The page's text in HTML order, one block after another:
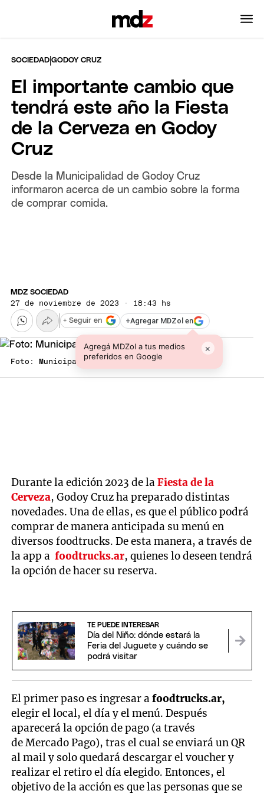
SOCIEDAD |GODOY CRUZ
El importante cambio que
tendrá este año la Fiesta
de la Cerveza en Godoy
Cruz
Desde la Municipalidad de Godoy Cruz
informaron acerca de un cambio sobre la forma
de comprar comida.
MDZ SOCIEDAD
27 de noviembre de 2023 · 18:43 hs
+Agregar MDZol en
Agregá MDZol a tus medios
preferidos en Google
×
+ Seguir en
Foto: Municipalidad de Godoy Cruz
Durante la edición 2023 de laFiesta de la
Cerveza, Godoy Cruz ha preparado distintas
novedades. Una de ellas, es que el público podrá
comprar de manera anticipada su menú en
diversos foodtrucks. De esta manera, a través de
la app a foodtrucks.ar, quienes lo deseen tendrá
la opción de hacer su reserva.
TE PUEDE INTERESAR
Día del Niño: dónde estará la
Feria del Juguete y cuándo se
podrá visitar
El primer paso es ingresar a foodtrucks.ar,
elegir el local, el día y el menú. Después
aparecerá la opción de pago (a través
de Mercado Pago), tras el cual se enviará un QR
al mail y solo quedará descargar el voucher y
realizar el retiro el día elegido. Entonces, el
objetivo de la acción es que las personas que se